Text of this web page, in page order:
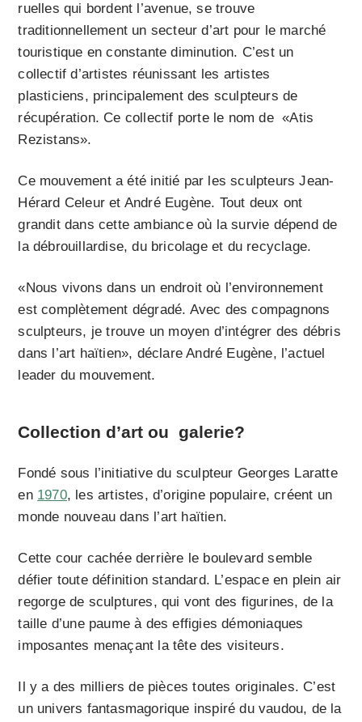
ruelles qui bordent l’avenue, se trouve
traditionnellement un secteur d’art pour le marché
touristique en constante diminution. C’est un
collectif d’artistes réunissant les artistes
plasticiens, principalement des sculpteurs de
récupération. Ce collectif porte le nom de «Atis
Rezistans».
Ce mouvement a été initié par les sculpteurs Jean-
Hérard Celeur et André Eugène. Tout deux ont
grandit dans cette ambiance où la survie dépend de
la débrouillardise, du bricolage et du recyclage.
«Nous vivons dans un endroit où l’environnement
est complètement dégradé. Avec des compagnons
sculpteurs, je trouve un moyen d’intégrer des débris
dans l’art haïtien», déclare André Eugène, l’actuel
leader du mouvement.
Collection d’art ou galerie?
Fondé sous l’initiative du sculpteur Georges Laratte
en 1970, les artistes, d’origine populaire, créent un
monde nouveau dans l’art haïtien.
Cette cour cachée derrière le boulevard semble
défier toute définition standard. L’espace en plein air
regorge de sculptures, qui vont des figurines, de la
taille d’une paume à des effigies démoniaques
imposantes menaçant la tête des visiteurs.
Il y a des milliers de pièces toutes originales. C’est
un univers fantasmagorique inspiré du vaudou, de la